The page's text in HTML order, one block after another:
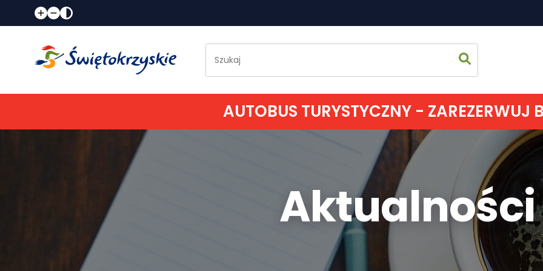
Strona
Co
Jak
Gdzie
AUTOBUS TURYSTYCZNY - ZAREZERWUJ
Aktualności